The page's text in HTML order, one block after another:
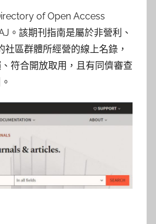
of Open Access
。該期刊指南是屬於非營利、
社區群體所經營的線上名錄，
符合開放取用，且有同儕審查